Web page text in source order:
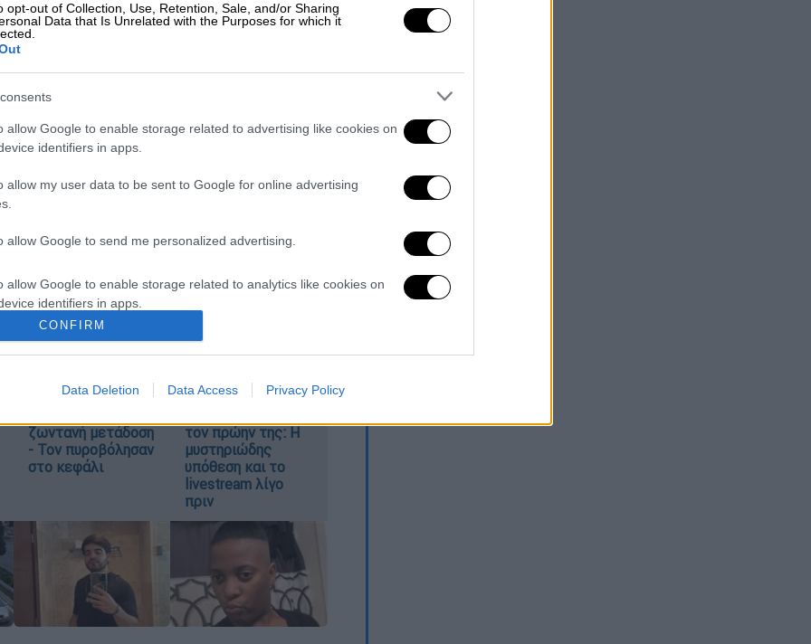
opt-out of Collection, Use, Retention, Sale, and/or Sharing
Data that Is Unrelated with the Purposes for which it
allow Google to enable storage related to advertising like cookies on
identifiers in apps.
allow my user data to be sent to Google for online advertising
allow Google to send me personalized advertising.
allow Google to enable storage related to analytics like cookies on
identifiers in apps.
allow Google to enable storage related to functionality of the website
allow Google to enable storage related to personalization.
allow Google to enable storage related to security, including
functionality and fraud prevention, and other user protection.
CONFIRM
Data Deletion Data Access Privacy Policy
ΕΘΝΟΣ θα παρεμβαίνει και τα προσβλητικά σχόλια θα
Σοκ στο Μεξικό:
Influencer
ζωντανή μετάδοση
- Τον πυροβόλησαν
στο κεφάλι
Παιδιά ζούσαν για
μέρες με τη νεκρή
τον πρώην της: Η
μυστηριώδης
υπόθεση και το
livestream λίγο
πριν